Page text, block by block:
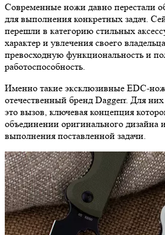
Современные ножи давно перестали
для выполнения конкретных задач.
перешли в категорию стильных
характер и увлечения своего
превосходную функциональность и
работоспособность.
Именно такие эксклюзивные EDC-
отечественный бренд Daggerr. Для
это вызов, ключевая концепция
объединении оригинального дизайна
выполнения поставленной задачи.